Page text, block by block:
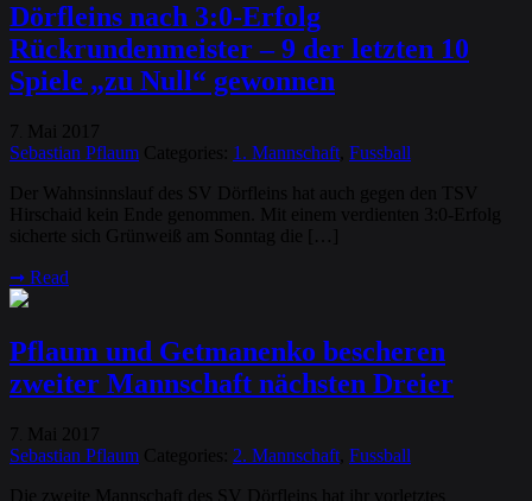
Dörfleins nach 3:0-Erfolg
Rückrundenmeister – 9 der letzten 10
Spiele „zu Null“ gewonnen
7 Mai
2017
Sebastian Pflaum Categories: 1. Mannschaft Fussball
Der Wahnsinnslauf des SV Dörfleins hat auch gegen den TSV
Hirschaid kein Ende genommen. Mit einem verdienten 3:0-Erfolg
sicherte sich Grünweiß am Sonntag die […]
➞ Read
Pflaum und Getmanenko bescheren
zweiter Mannschaft nächsten Dreier
7 Mai
2017
Sebastian Pflaum Categories: 2. Mannschaft Fussball
Die zweite Mannschaft des SV Dörfleins hat ihr vorletztes